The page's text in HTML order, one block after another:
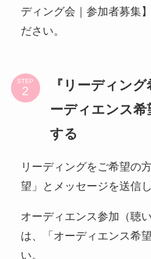
ディング会｜参加者募集
ださい。
STEP
『リーディン
ーディエンス
する
リーディングをご希望の
望」とメッセージを送信
オーディエンス参加（聴
は、「オーディエンス希
い。